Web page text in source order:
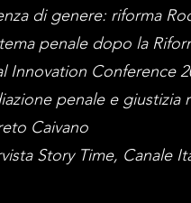
di genere: riforma
penale dopo la
Innovation Conference
penale e giustizia
Caivano
Story Time, Canale